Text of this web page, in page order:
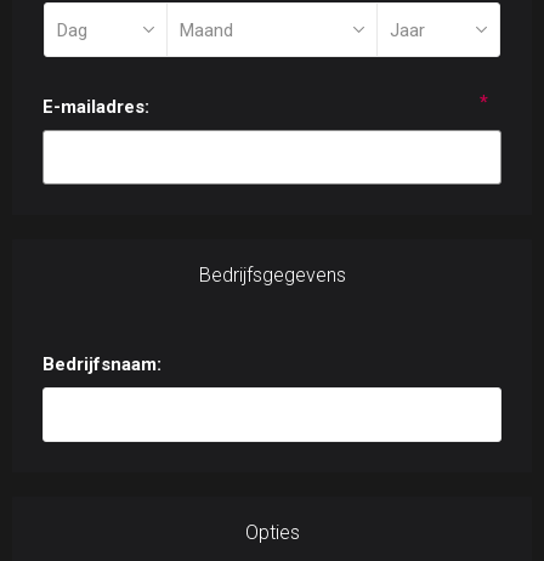
E-mailadres: *
Bedrijfsgegevens
Bedrijfsnaam:
Opties